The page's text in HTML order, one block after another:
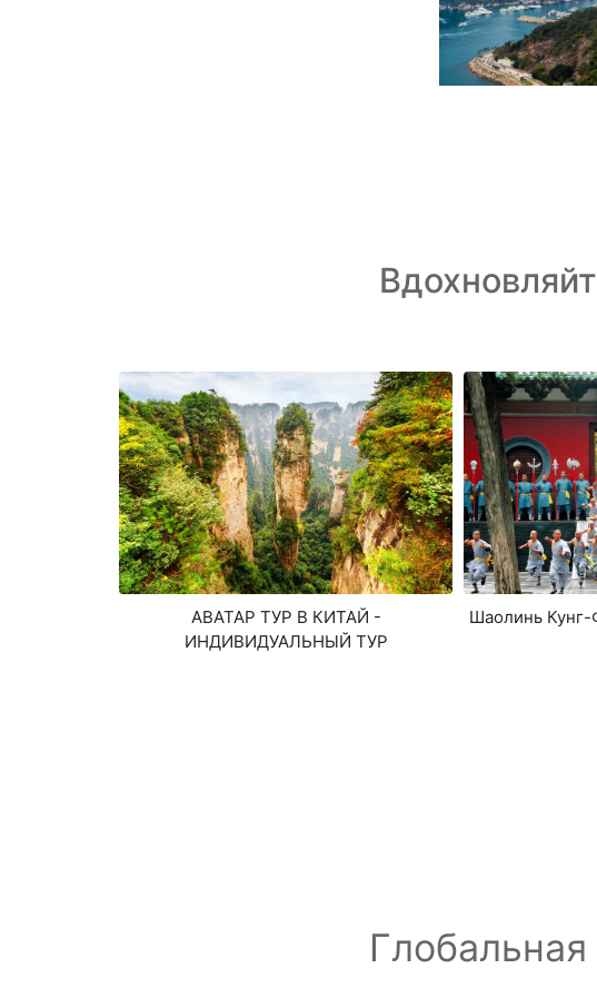
АВАТАР ТУР В КИТАЙ -
ИНДИВИДУАЛЬНЫЙ ТУР
Шаолинь